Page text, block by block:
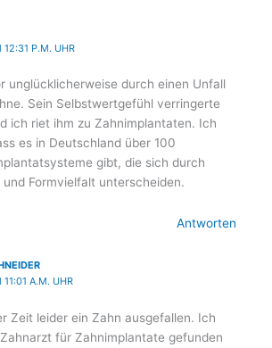
12:31 P.M. UHR
unglücklicherweise durch einen Unfall
Sein Selbstwertgefühl verringerte
ich riet ihm zu Zahnimplantaten. Ich
es in Deutschland über 100
gibt, die sich durch
Formvielfalt unterscheiden.
Antworten
A.M. UHR
Zeit leider ein Zahn ausgefallen. Ich
für Zahnimplantate gefunden